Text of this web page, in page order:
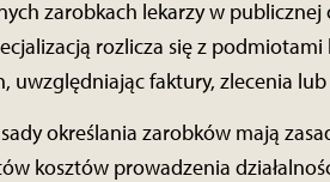
zarobkach lekarzy w
rozlicza się z
faktury, zlecenia lub
określania zarobków mają
kosztów prowadzenia